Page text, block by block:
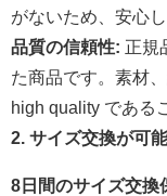
がないため、安心
品質の信頼性: 正規
た商品です。素材
high quality である
2. サイズ交換が可能
8日間のサイズ交換